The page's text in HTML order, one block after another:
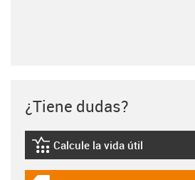
¿Tiene dudas?
igus-icon-lebensdauerrechner
Calcule la vida útil